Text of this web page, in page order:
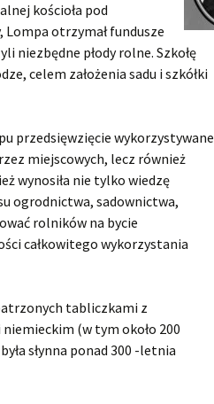
kościoła pod
Lompa otrzymał fundusze
niezbędne płody rolne. Szkołę
celem założenia sadu i szkółki
przedsięwzięcie wykorzystywane
miejscowych, lecz również
wynosiła nie tylko wiedzę
ogrodnictwa, sadownictwa,
rolników na bycie
całkowitego wykorzystania
tabliczkami z
(w tym około 200
słynna ponad 300 -letnia